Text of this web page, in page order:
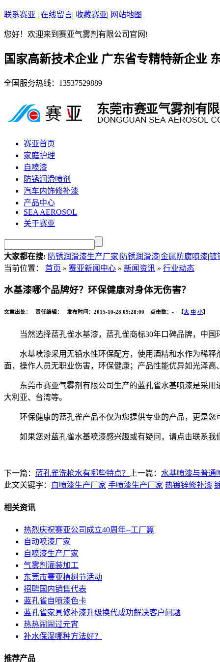
联系赛亚 | 在线留言| 收藏赛亚| 网站地图
您好！欢迎来到赛亚气雾剂有限公司官网!
国家高新技术企业 广东省专精特新企业
全国服务热线： 13537529889
赛亚首页
家庭护理
自喷漆
防锈润滑喷剂
汽车内饰修补漆
产品中心
SEA AEROSOL
关于赛亚
大家都在搜: 防锈润滑漆生产厂家| 防锈润滑漆|金属防腐喷漆|镀
当前位置：
首页 » 赛亚新闻中心 » 新闻资讯 » 行业动态
水基漆哪个品牌好？环保健康对身体无伤害？
文章出处： 责任编辑： 发布时间：2015-10-28 09:28:00 点击数： - 【大 中 小】
当然选择蓝孔雀水基漆，蓝孔雀商标30年口碑品牌，中
水基喷漆采用无铅水性环保配方，使用酒精和水作为稀
面，操作人员无职业伤害，环保健康；产品性能优异如光泽
东莞市赛亚气雾剂有限公司生产的蓝孔雀水基喷漆是采
大利亚、台湾等。
环保健康的蓝孔雀产品不仅为您提供专业的产品，更是您
如果您对蓝孔雀水基喷漆感兴趣或有疑问，请点击联系
下一篇： 蓝孔雀洗枪水有哪些特点？ 上一篇： 水基喷漆与普通
此文关键字：
自喷漆生产厂家 手喷漆生产厂家 热镀锌修补漆
相关资讯
热烈庆祝赛亚公司成立40周年--工厂篇
自动喷漆厂家
自喷漆生产厂家
气雾剂灌装加工
东莞市赛亚植树节活动
招聘国内销售代表
蓝孔雀自喷漆色卡
蓝孔雀家具修补漆升级换代成功解决客户问题
热热闹闹过元宵
补水保湿哪种方法好？
推荐产品